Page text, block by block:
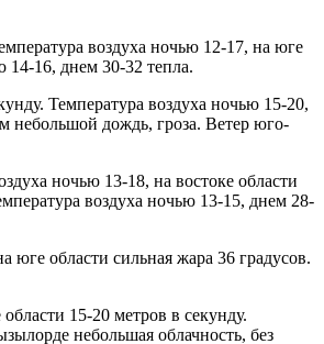
воздуха ночью 12-17, на юге
14-16, днем 30-32 тепла.
Температура воздуха ночью 15-20,
небольшой дождь, гроза. Ветер юго-
ночью 13-18, на востоке области
воздуха ночью 13-15, днем 28-
юге области сильная жара 36 градусов.
15-20 метров в секунду.
небольшая облачность, без